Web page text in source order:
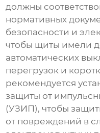
должны
нормативных
безопасности и
чтобы щиты имели
автоматических
перегрузок и
рекомендуется
защиты от
(УЗИП), чтобы
от повреждений в